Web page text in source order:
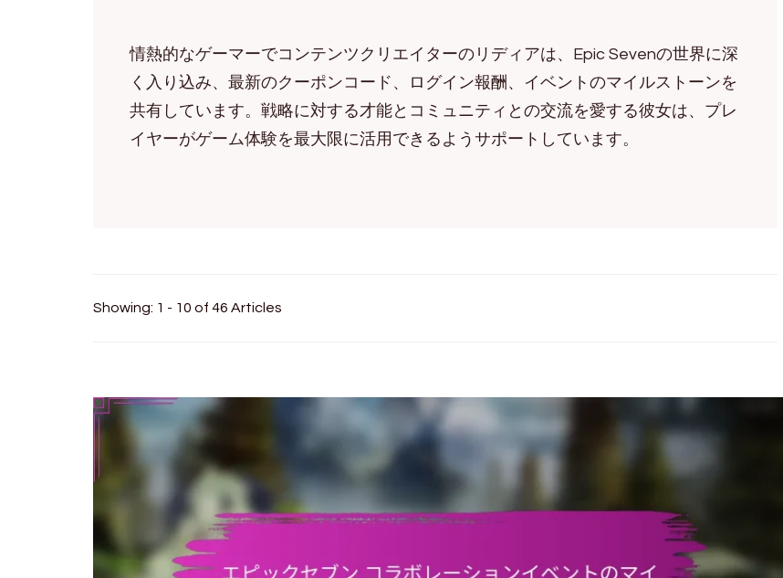
情熱的なゲーマーでコンテンツクリエイターのリディアは、Epic Sevenの世界に深
く入り込み、最新のクーポンコード、ログイン報酬、イベントのマイルストーンを
共有しています。戦略に対する才能とコミュニティとの交流を愛する彼女は、プレ
イヤーがゲーム体験を最大限に活用できるようサポートしています。
Showing: 1 - 10 of 46 Articles